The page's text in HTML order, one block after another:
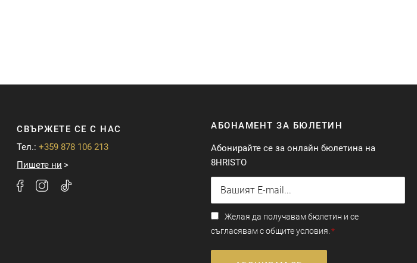
СВЪРЖЕТЕ СЕ С НАС
Тел.: +359 878 106 213
Пишете ни
АБОНАМЕНТ ЗА БЮЛЕТИН
Абонирайте се за онлайн бюлетина на
8HRISTO
Желая да получавам бюлетин и се
съгласявам с общите условия.